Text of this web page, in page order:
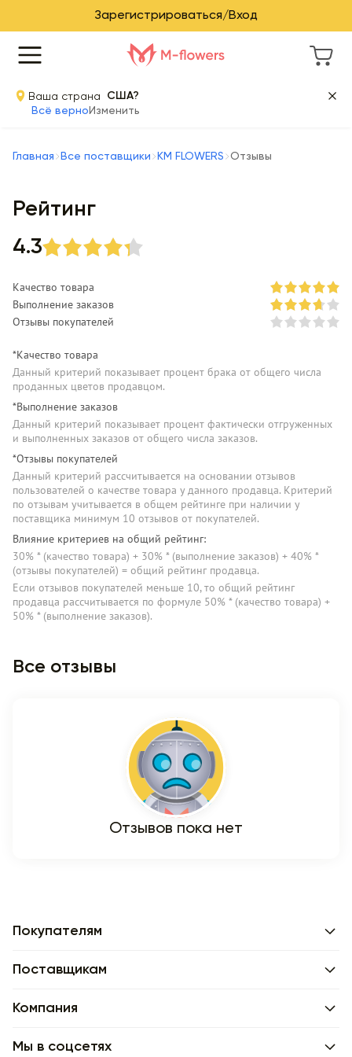
Зарегистрироваться/Вход
Ваша страна
США?
Всё верно Изменить
Главная Все поставщики KM FLOWERS Отзывы
Рейтинг
4.3
Качество товара
Выполнение заказов
Отзывы покупателей
*Качество товара
Данный критерий показывает процент брака от общего числа
проданных цветов продавцом.
*Выполнение заказов
Данный критерий показывает процент фактически отгруженных
и выполненных заказов от общего числа заказов.
*Отзывы покупателей
Данный критерий рассчитывается на основании отзывов
пользователей о качестве товара у данного продавца. Критерий
по отзывам учитывается в общем рейтинге при наличии у
поставщика минимум 10 отзывов от покупателей.
Влияние критериев на общий рейтинг:
30% * (качество товара) + 30% * (выполнение заказов) + 40% *
(отзывы покупателей) = общий рейтинг продавца.
Если отзывов покупателей меньше 10, то общий рейтинг
продавца рассчитывается по формуле 50% * (качество товара) +
50% * (выполнение заказов).
Все отзывы
Отзывов пока нет
Покупателям
Поставщикам
Компания
Мы в соцсетях